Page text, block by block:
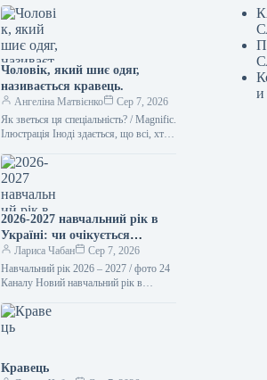
Чоловік, який шиє одяг,
називається кравець.
Ангеліна Матвієнко
Сер 7, 2026
Як зветься ця спеціальність? / Magnific.
Ілюстрація Іноді здається, що всі, хто
“швачки”. Проте українська…
2026-2027 навчальний рік в
Україні: чи очікується
підвищення заробітної плати
вчителів та стипендій з 1
вересня
Лариса Чабан
Сер 7, 2026
Навчальний рік 2026 – 2027 / фото 24
Каналу Новий навчальний рік в
розпочнеться 1 вересня. З…
Кравець
и